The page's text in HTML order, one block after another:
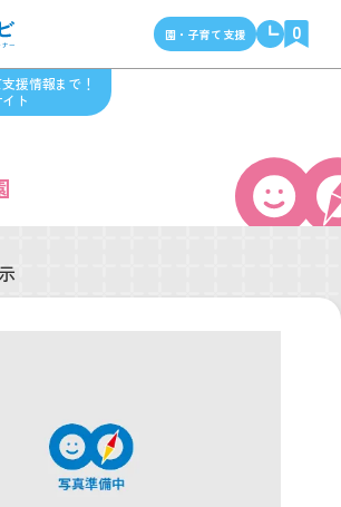
援情報まで！
ト
園・子育て支援 0